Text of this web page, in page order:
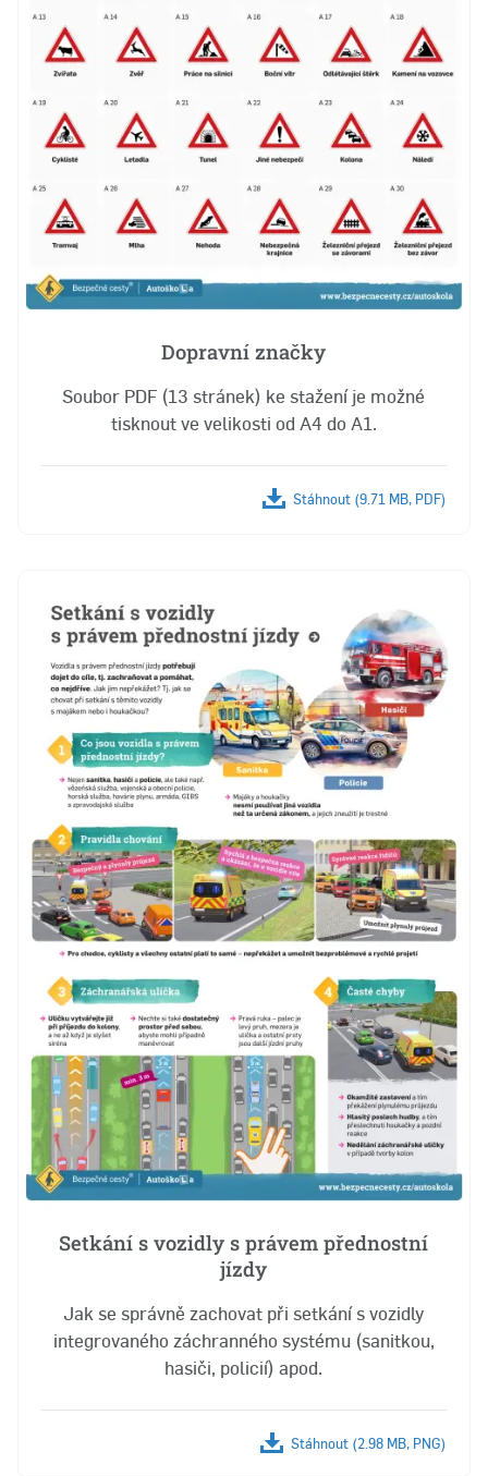
Dopravní značky
Soubor PDF (13 stránek) ke stažení je možné
tisknout ve velikosti od A4 do A1.
Stáhnout (9.71 MB, PDF)
Setkání s vozidly s právem přednostní
jízdy
Jak se správně zachovat při setkání s vozidly
integrovaného záchranného systému (sanitkou,
hasiči, policií) apod.
Stáhnout (2.98 MB, PNG)